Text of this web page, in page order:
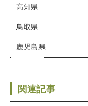
高知県
鳥取県
鹿児島県
関連記事